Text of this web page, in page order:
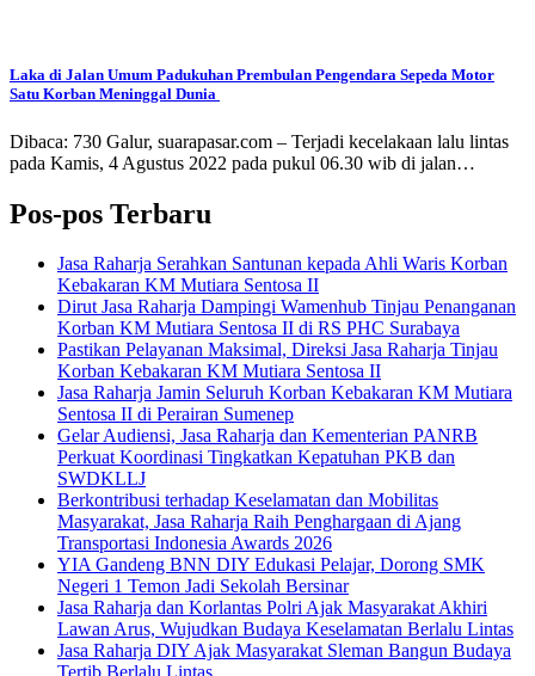
Laka di Jalan Umum Padukuhan Prembulan Pengendara Sepeda Motor
Satu Korban Meninggal Dunia
Dibaca: 730 Galur, suarapasar.com – Terjadi kecelakaan lalu lintas
pada Kamis, 4 Agustus 2022 pada pukul 06.30 wib di jalan…
Pos-pos Terbaru
Jasa Raharja Serahkan Santunan kepada Ahli Waris Korban
Kebakaran KM Mutiara Sentosa II
Dirut Jasa Raharja Dampingi Wamenhub Tinjau Penanganan
Korban KM Mutiara Sentosa II di RS PHC Surabaya
Pastikan Pelayanan Maksimal, Direksi Jasa Raharja Tinjau
Korban Kebakaran KM Mutiara Sentosa II
Jasa Raharja Jamin Seluruh Korban Kebakaran KM Mutiara
Sentosa II di Perairan Sumenep
Gelar Audiensi, Jasa Raharja dan Kementerian PANRB
Perkuat Koordinasi Tingkatkan Kepatuhan PKB dan
SWDKLLJ
Berkontribusi terhadap Keselamatan dan Mobilitas
Masyarakat, Jasa Raharja Raih Penghargaan di Ajang
Transportasi Indonesia Awards 2026
YIA Gandeng BNN DIY Edukasi Pelajar, Dorong SMK
Negeri 1 Temon Jadi Sekolah Bersinar
Jasa Raharja dan Korlantas Polri Ajak Masyarakat Akhiri
Lawan Arus, Wujudkan Budaya Keselamatan Berlalu Lintas
Jasa Raharja DIY Ajak Masyarakat Sleman Bangun Budaya